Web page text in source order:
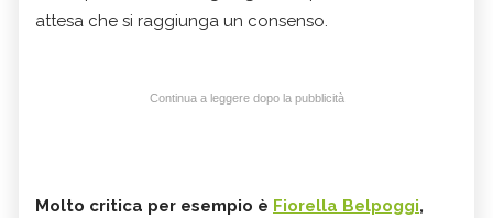
attesa che si raggiunga un consenso.
Continua a leggere dopo la pubblicità
Molto critica per esempio è Fiorella Belpoggi,